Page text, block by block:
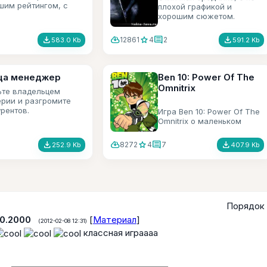
рейтингом, с
наделены сверх
и уничтожим
file_download 583.0 Kb
плохой графикой и
хорошим сюжетом.
cloud_download12861 star 4comment2 file_download 591.2 Kb
менеджер
владельцем
и разгромите
file_download 252.9 Kb
Ben 10: Power Of The
Omnitrix
Игра Ben 10: Power Of The
Omnitrix о маленьком
волшебные часы, с
помощью которых может
cloud_download8272 star 4comment7 file_download 407.9 Kb
Порядок
(2012-02-08 12:31) [Материал]
классная играааа